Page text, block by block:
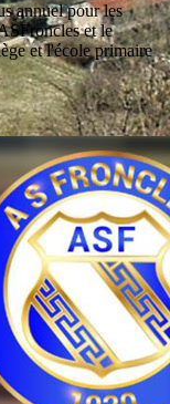
annuel pour les
et le
et l'école primaire